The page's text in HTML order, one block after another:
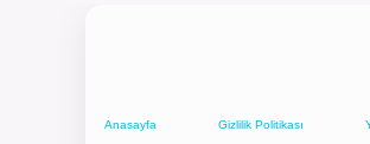
Anasayfa Gizlilik Politikası